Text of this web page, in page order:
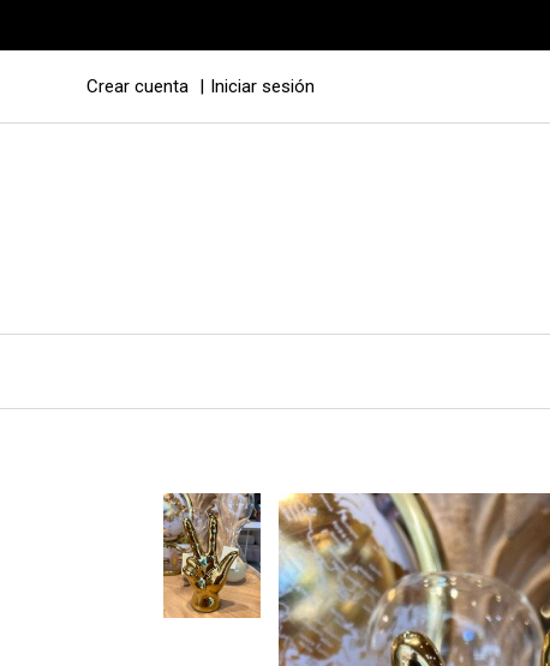
Crear cuenta Iniciar sesión